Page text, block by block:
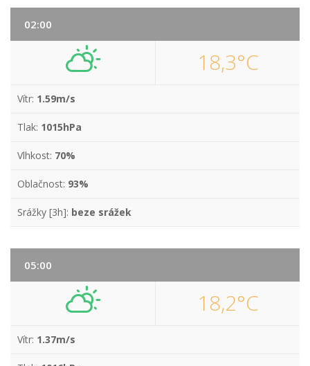
02:00
18,3°C
Vítr: 1.59m/s
Tlak: 1015hPa
Vlhkost: 70%
Oblačnost: 93%
Srážky [3h]: beze srážek
05:00
18,2°C
Vítr: 1.37m/s